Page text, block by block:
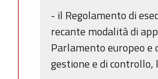
- il Regolamento di
recante modalità di
Parlamento europeo e
gestione e di